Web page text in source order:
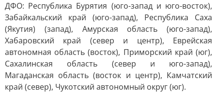
ДФО: Республика Бурятия (юго-запад и юго-восток),
Забайкальский край (юго-запад), Республика Саха
(Якутия) (запад), Амурская область (юго-запад),
Хабаровский край (север и центр), Еврейская
автономная область (восток), Приморский край (юг),
Сахалинская область (север и юго-запад),
Магаданская область (восток и центр), Камчатский
край (север), Чукотский автономный округ (юг).